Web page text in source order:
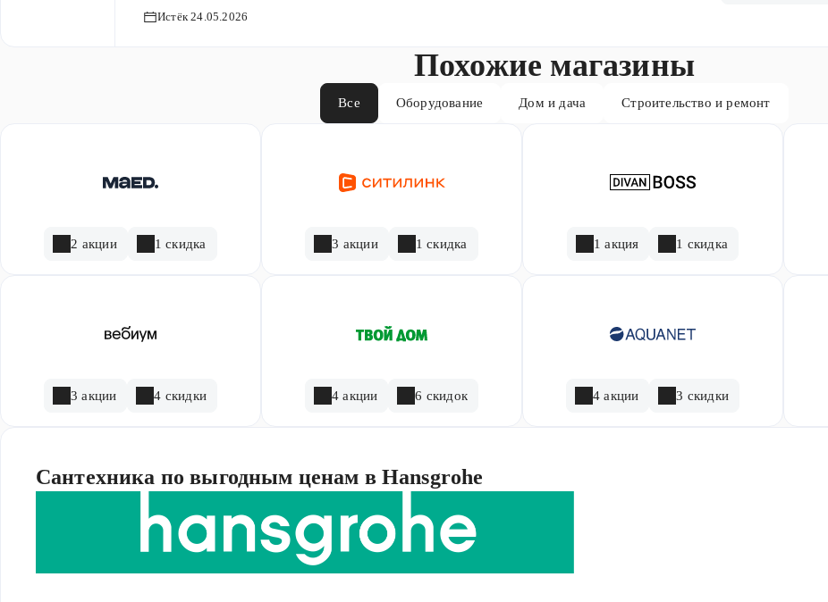
Истёк 24.05.2026
Похожие магазины
Все Оборудование Дом и дача Строительство и ремонт
2 акции 1 скидка 3 акции 1 скидка 1 акция 1 скидка
3 акции 4 скидки 4 акции 6 скидок 4 акции 3 скидки
Сантехника по выгодным ценам в Hansgrohe